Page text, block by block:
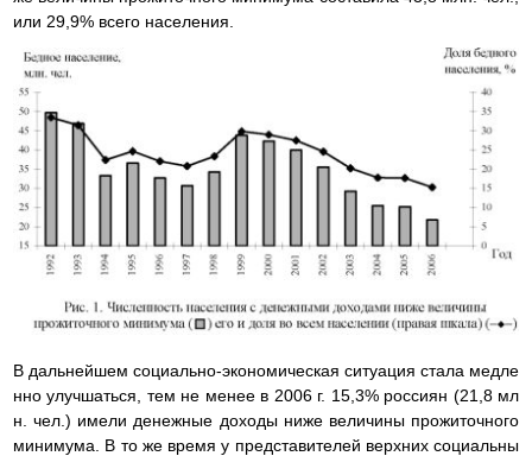
или 29,9% всего населения.
В дальнейшем социально-экономическая ситуация стала медле
нно улучшаться, тем не менее в 2006 г. 15,3% россиян (21,8 мл
н. чел.) имели денежные доходы ниже величины прожиточного
минимума. В то же время у представителей верхних социальны